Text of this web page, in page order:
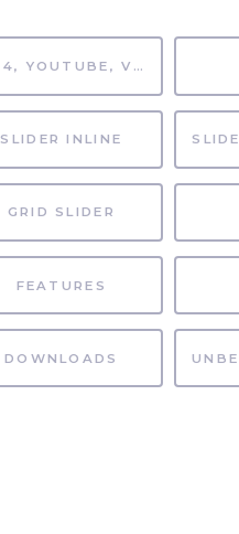
MP4, YOUTUBE, VIMEO
SLIDER INLINE
GRID SLIDER
FEATURES
DOWNLOADS